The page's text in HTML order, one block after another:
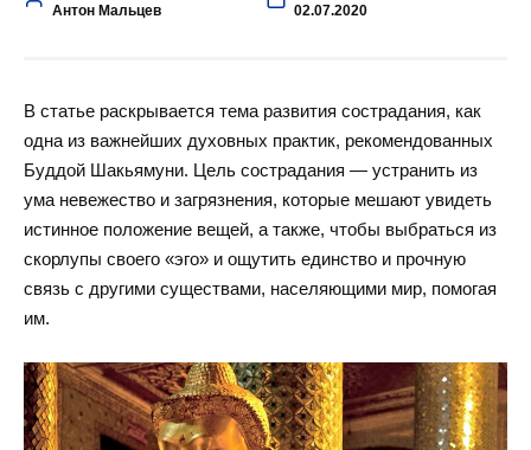
Антон Мальцев 02.07.2020
В статье раскрывается тема развития сострадания, как
одна из важнейших духовных практик, рекомендованных
Буддой Шакьямуни. Цель сострадания — устранить из
ума невежество и загрязнения, которые мешают увидеть
истинное положение вещей, а также, чтобы выбраться из
скорлупы своего «эго» и ощутить единство и прочную
связь с другими существами, населяющими мир, помогая
им.